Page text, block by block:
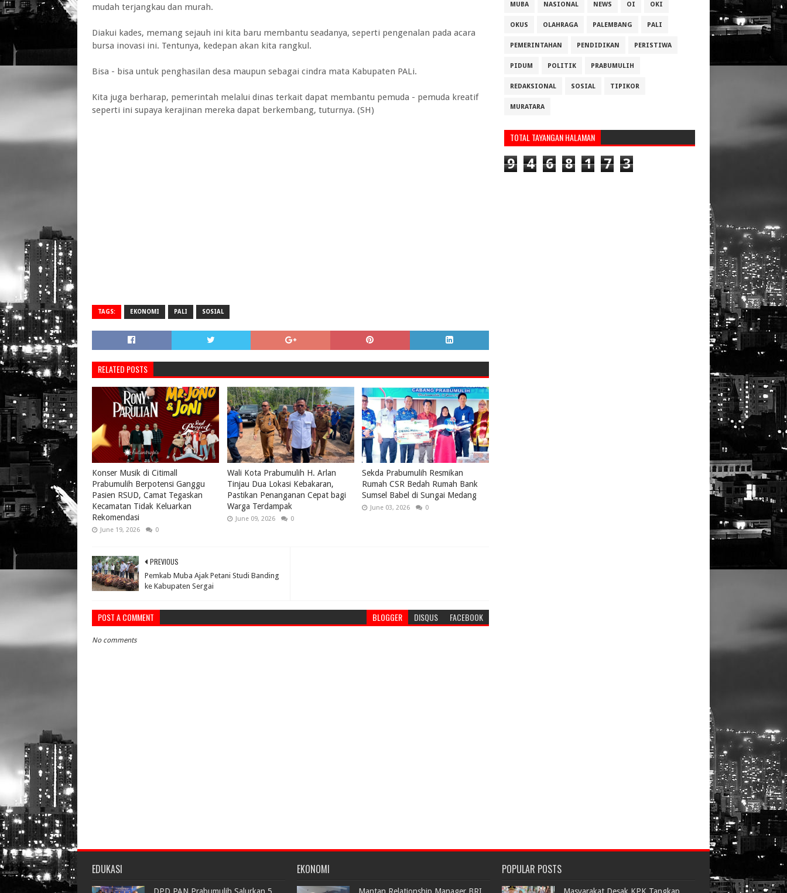
mudah terjangkau dan murah.
Diakui kades, memang sejauh ini kita baru membantu seadanya, seperti pengenalan pada acara
bursa inovasi ini. Tentunya, kedepan akan kita rangkul.
Bisa - bisa untuk penghasilan desa maupun sebagai cindra mata Kabupaten PALi.
Kita juga berharap, pemerintah melalui dinas terkait dapat membantu pemuda - pemuda kreatif
seperti ini supaya kerajinan mereka dapat berkembang, tuturnya. (SH)
TAGS: EKONOMI PALI SOSIAL
RELATED POSTS
Konser Musik di Citimall
Prabumulih Berpotensi Ganggu
Pasien RSUD, Camat Tegaskan
Kecamatan Tidak Keluarkan
Rekomendasi
June 19, 2026 0
Wali Kota Prabumulih H. Arlan
Tinjau Dua Lokasi Kebakaran,
Pastikan Penanganan Cepat bagi
Warga Terdampak
June 09, 2026 0
Sekda Prabumulih Resmikan
Rumah CSR Bedah Rumah Bank
Sumsel Babel di Sungai Medang
June 03, 2026 0
PREVIOUS
Pemkab Muba Ajak Petani Studi Banding
ke Kabupaten Sergai
POST A COMMENT BLOGGER DISQUS FACEBOOK
No comments
MUBA NASIONAL NEWS OI OKI
OKUS OLAHRAGA PALEMBANG PALI
PEMERINTAHAN PENDIDIKAN PERISTIWA
PIDUM POLITIK PRABUMULIH
REDAKSIONAL SOSIAL TIPIKOR
MURATARA
TOTAL TAYANGAN HALAMAN
9 4 6 8 1 7 3
EDUKASI EKONOMI POPULAR POSTS